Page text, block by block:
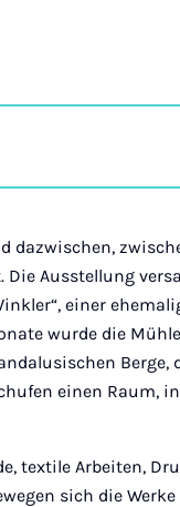
dazwischen,
Die Ausstellung
einer
wurde die
einen Raum,
textile Arbeiten,
sich die